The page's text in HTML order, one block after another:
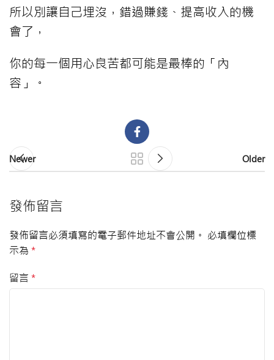
所以別讓自己埋沒，錯過賺錢、提高收入的機
會了，
你的每一個用心良苦都可能是最棒的「內
容」。
Newer Older
發佈留言
發佈留言必須填寫的電子郵件地址不會公開。 必填欄位標
示為 *
留言 *